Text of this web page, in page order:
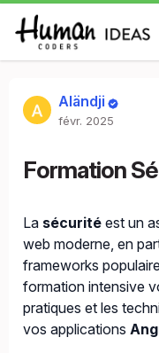
Aländji
févr. 2025
Formation
La sécurité est un
web moderne, en
frameworks
formation intensive
pratiques et les
vos applications